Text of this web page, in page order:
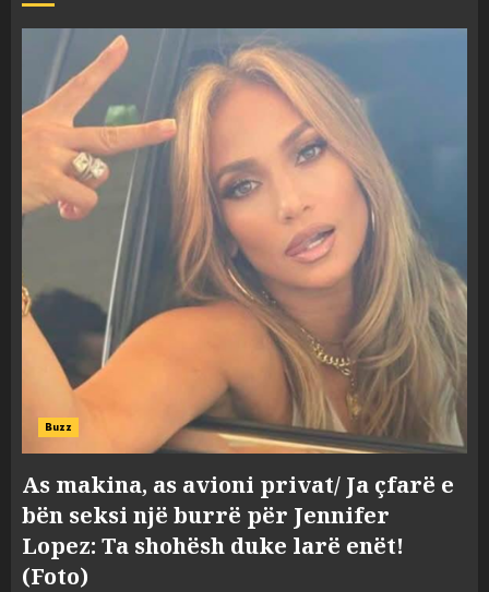
Buzz
As makina, as avioni privat/ Ja çfarë e
bën seksi një burrë për Jennifer
Lopez: Ta shohësh duke larë enët!
(Foto)